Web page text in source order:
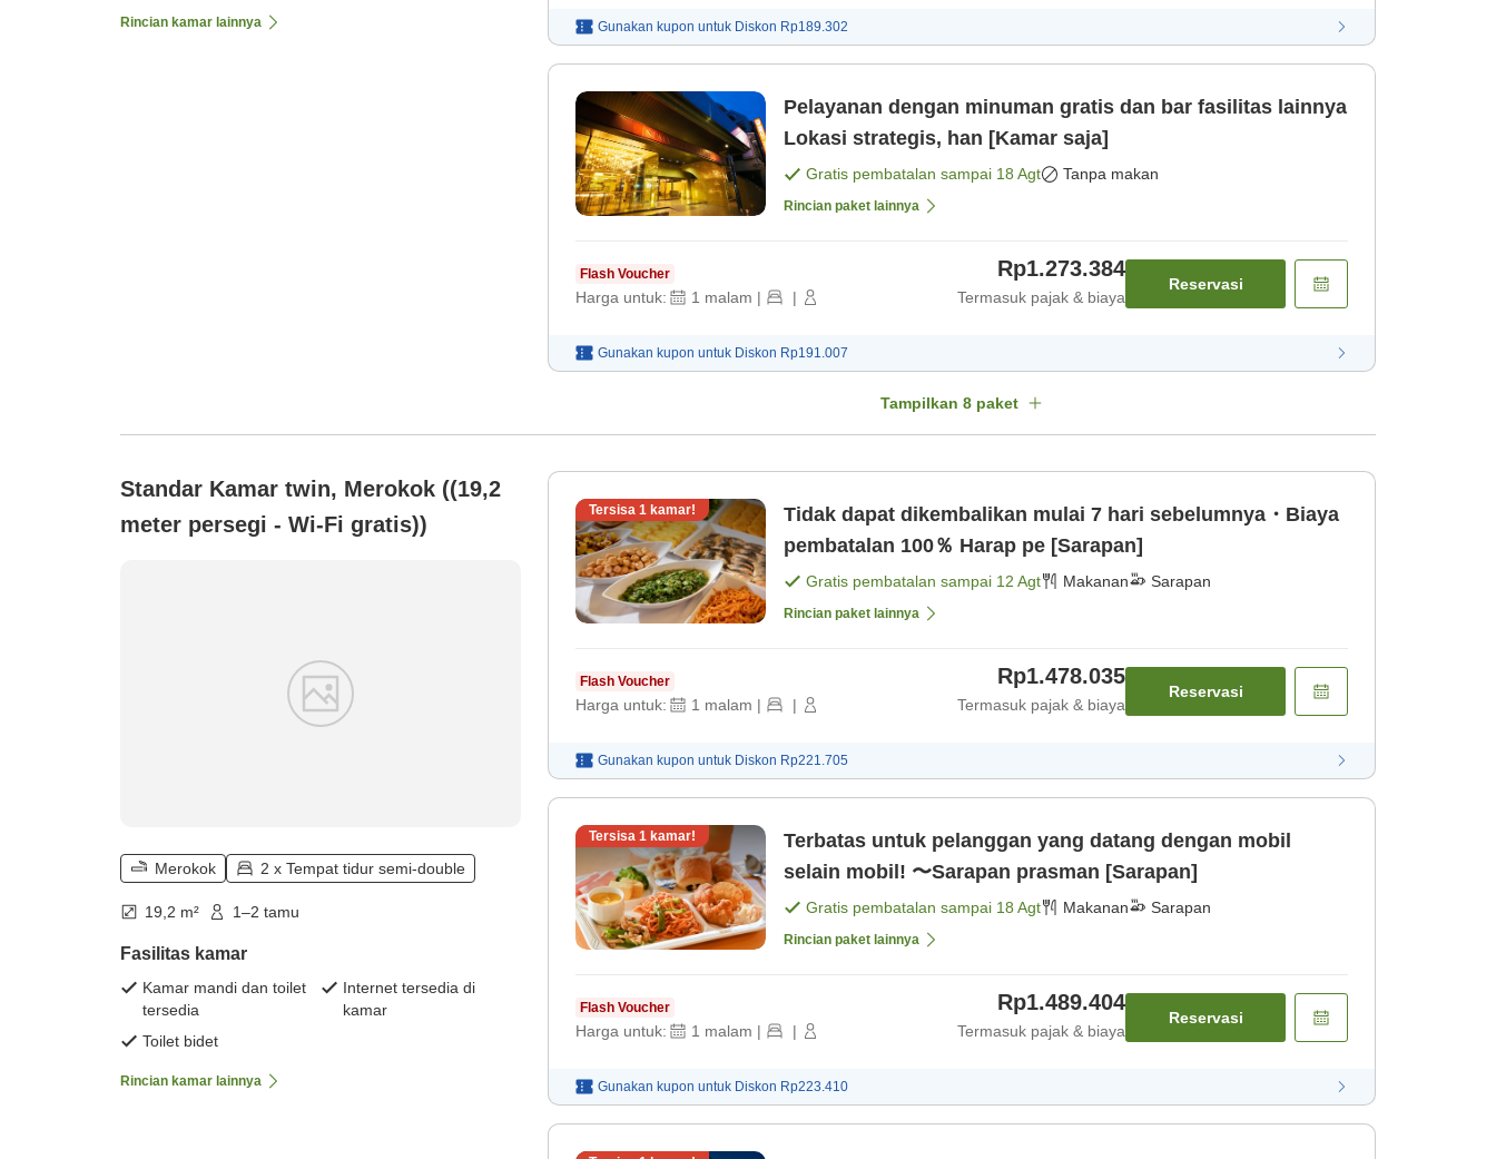
Rincian kamar lainnya Gunakan kupon untuk Diskon Rp189.302
Pelayanan dengan minuman gratis dan bar fasilitas lainnya
Lokasi strategis, han [Kamar saja]
Gratis pembatalan sampai 18 Agt Tanpa makan
Rincian paket lainnya
Flash Voucher
Harga untuk: 1 malam | |
Rp1.273.384
Termasuk pajak & biaya
Reservasi
Gunakan kupon untuk Diskon Rp191.007
Tampilkan 8 paket
Standar Kamar twin, Merokok ((19,2
meter persegi - Wi-Fi gratis))
Merokok 2 x Tempat tidur semi-double
19,2 m² 1–2 tamu
Fasilitas kamar
Kamar mandi dan toilet
tersedia
Internet tersedia di
kamar
Toilet bidet
Rincian kamar lainnya
Tersisa 1 kamar!
Tidak dapat dikembalikan mulai 7 hari sebelumnya・Biaya
pembatalan 100％ Harap pe [Sarapan]
Gratis pembatalan sampai 12 Agt Makanan Sarapan
Rincian paket lainnya
Flash Voucher
Harga untuk: 1 malam | |
Rp1.478.035
Termasuk pajak & biaya
Reservasi
Gunakan kupon untuk Diskon Rp221.705
Tersisa 1 kamar!
Terbatas untuk pelanggan yang datang dengan mobil
selain mobil! 〜Sarapan prasman [Sarapan]
Gratis pembatalan sampai 18 Agt Makanan Sarapan
Rincian paket lainnya
Flash Voucher
Harga untuk: 1 malam | |
Rp1.489.404
Termasuk pajak & biaya
Reservasi
Gunakan kupon untuk Diskon Rp223.410